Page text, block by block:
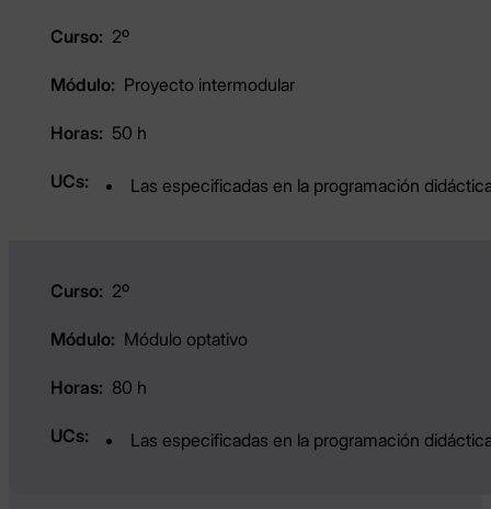
2º
Proyecto intermodular
50 h
Las especificadas en la programación
2º
Módulo optativo
80 h
Las especificadas en la programación